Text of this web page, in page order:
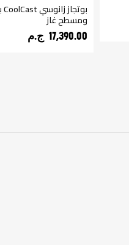
ومسطح غاز
17,390.00 ج.م‏